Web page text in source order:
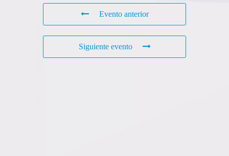
Evento anterior
Siguiente evento